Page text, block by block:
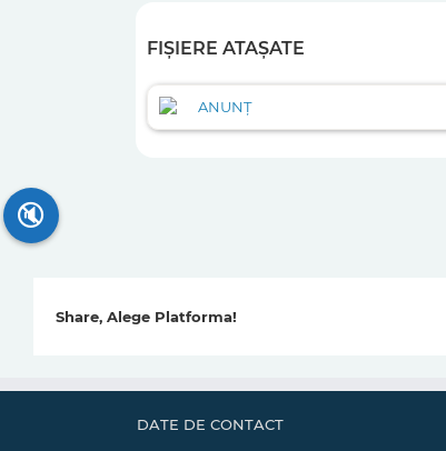
FIȘIERE ATAȘATE
ANUNȚ
Share, Alege Platforma!
DATE DE CONTACT
🔇